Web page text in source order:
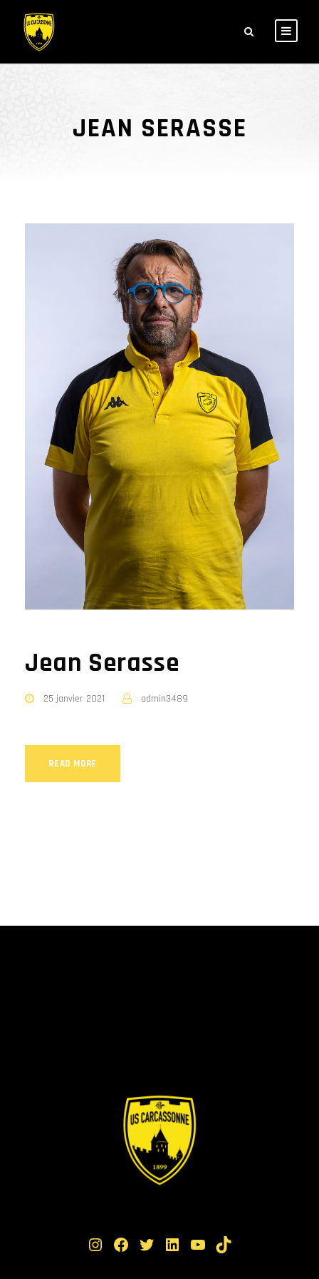
JEAN SERASSE
Jean Serasse
25 janvier 2021 admin3489
READ MORE
Instagram Facebook Twitter LinkedIn YouTube TikTok